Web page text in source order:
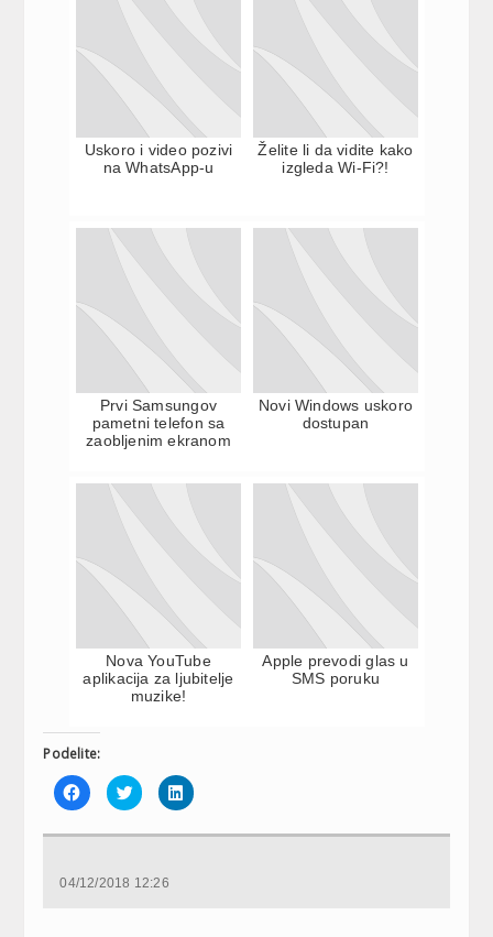
Uskoro i video pozivi
na WhatsApp-u
Želite li da vidite kako
izgleda Wi-Fi?!
Prvi Samsungov
pametni telefon sa
zaobljenim ekranom
Novi Windows uskoro
dostupan
Nova YouTube
aplikacija za ljubitelje
muzike!
Apple prevodi glas u
SMS poruku
Podelite:
Click
to
share
Facebook
new
Click
to
share
Twitter
new
Click
to
LinkedIn
04/12/2018 12:26